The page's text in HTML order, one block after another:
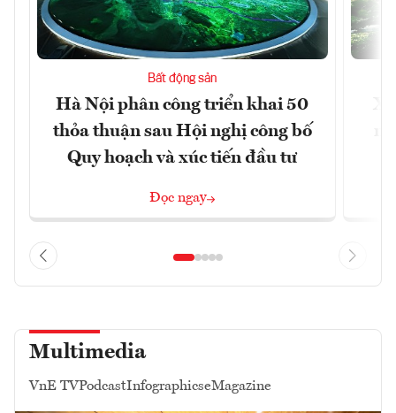
Bất động sản
Hà Nội phân công triển khai 50
thỏa thuận sau Hội nghị công bố
Quy hoạch và xúc tiến đầu tư
Đọc ngay
Multimedia
VnE TVPodcastInfographicseMagazine